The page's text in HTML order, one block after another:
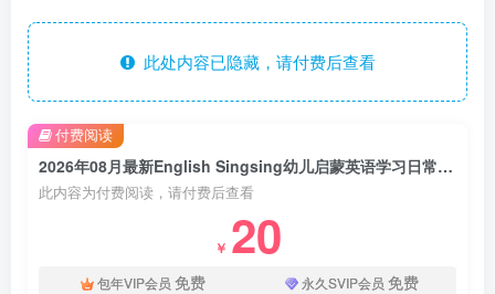
此处内容已隐藏，请付费后查看
2026年08月最新English Singsing幼儿启蒙英语学习日常词汇，主题对话，故事等，全1364集+，1080P高清视频带英文字幕，百度网盘下载！
此内容为付费阅读，请付费后查看
￥ 20
包年VIP会员 免费 永久SVIP会员 免费
付费阅读